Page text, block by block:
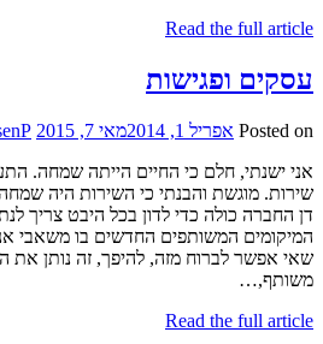
Read the full article
עסקים ופגישות
Posted on אפריל 1, 2014 מאי 7, 2015
אני ישנתי, חלם כי החיים הייתה שמחה.
שירות. מוגשת והבנתי כי השירות היה
דן החברה כולה כדי לדון בכל היבט צריך
המיקומים המשותפים החדשים בו משאבי
שאי אפשר לברוח מזה, להיפך, זה נותן את
משותף,…
Read the full article